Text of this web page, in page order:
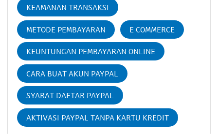
KEAMANAN TRANSAKSI
METODE PEMBAYARAN E COMMERCE
KEUNTUNGAN PEMBAYARAN ONLINE
CARA BUAT AKUN PAYPAL
SYARAT DAFTAR PAYPAL
AKTIVASI PAYPAL TANPA KARTU KREDIT